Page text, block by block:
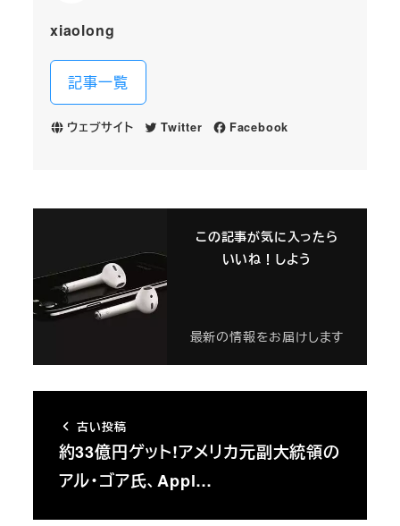
xiaolong
記事一覧
ウェブサイト Twitter Facebook
この記事が気に入ったら
いいね！しよう
最新の情報をお届けします
古い投稿
約33億円ゲット!アメリカ元副大統領の
アル・ゴア氏、Appl…